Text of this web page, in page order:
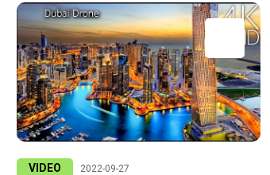
VIDEO 2022-09-27